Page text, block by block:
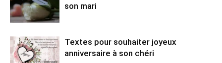
son mari
Textes pour souhaiter joyeux
anniversaire à son chéri